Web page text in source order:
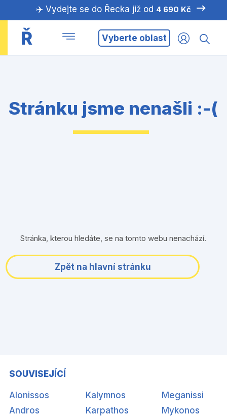
✈️ Vydejte se do Řecka již od 4 690 Kč
Ř Vyberte oblast
Stránku jsme nenašli :-(
Stránka, kterou hledáte, se na tomto webu nenachází.
Zpět na hlavní stránku
SOUVISEJÍCÍ
Alonissos
Andros
Kalymnos
Karpathos
Meganissi
Mykonos